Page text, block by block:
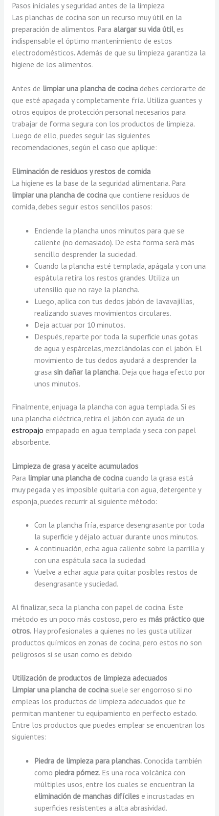
Pasos iníciales y seguridad antes de la limpieza
Las planchas de cocina son un recurso muy útil en la
preparación de alimentos. Para alargar su vida útil, es
indispensable el óptimo mantenimiento de estos
electrodomésticos.Además de que su limpieza garantiza la
higiene de los alimentos.
Antes de limpiar una plancha de cocinadebes cerciorarte de
que esté apagada y completamente fría. Utiliza guantes y
otros equipos de protección personal necesarios para
trabajar de forma segura con los productos de limpieza.
Luego de ello, puedes seguir las siguientes
recomendaciones, según el caso que aplique:
Eliminación de residuos y restos de comida
La higiene es la base de la seguridad alimentaria. Para
limpiar una plancha de cocinaque contiene residuos de
comida, debes seguir estos sencillos pasos:
Enciende la plancha unos minutos para que se
caliente (no demasiado). De esta forma será más
sencillo desprender la suciedad.
Cuando la plancha esté templada, apágala y con una
espátula retira los restos grandes. Utiliza un
utensilio que no raye la plancha.
Luego, aplica con tus dedos jabón de lavavajillas,
realizando suaves movimientos circulares.
Deja actuar por 10 minutos.
Después, reparte por toda la superficie unas gotas
de agua y espárcelas, mezclándolas con el jabón. El
movimiento de tus dedos ayudará a desprender la
grasasin dañar la plancha. Deja que haga efecto por
unos minutos.
Finalmente, enjuaga la plancha con agua templada. Si es
una plancha eléctrica, retira el jabón con ayuda de un
estropajo empapado en agua templada y seca con papel
absorbente.
Limpieza de grasa y aceite acumulados
Para limpiar una plancha de cocinacuando la grasa está
muy pegada y es imposible quitarla con agua, detergente y
esponja, puedes recurrir al siguiente método:
Con la plancha fría, esparce desengrasante por toda
la superficie y déjalo actuar durante unos minutos.
A continuación, echa agua caliente sobre la parrilla y
con una espátula saca la suciedad.
Vuelve a echar agua para quitar posibles restos de
desengrasante y suciedad.
Al finalizar, seca la plancha con papel de cocina. Este
método es un poco más costoso, pero es más práctico que
otros.Hay profesionales a quienes no les gusta utilizar
productos químicos en zonas de cocina, pero estos no son
peligrosos si se usan como es debido
Utilización de productos de limpieza adecuados
Limpiar una plancha de cocinasuele ser engorroso si no
empleas los productos de limpieza adecuados que te
permitan mantener tu equipamiento en perfecto estado.
Entre los productos que puedes emplear se encuentran los
siguientes:
Piedra de limpieza para planchas. Conocida también
comopiedra pómez. Es una roca volcánica con
múltiples usos, entre los cuales se encuentran la
eliminación de manchas difíciles e incrustadas en
superficies resistentes a alta abrasividad.